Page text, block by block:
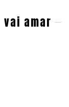
amar